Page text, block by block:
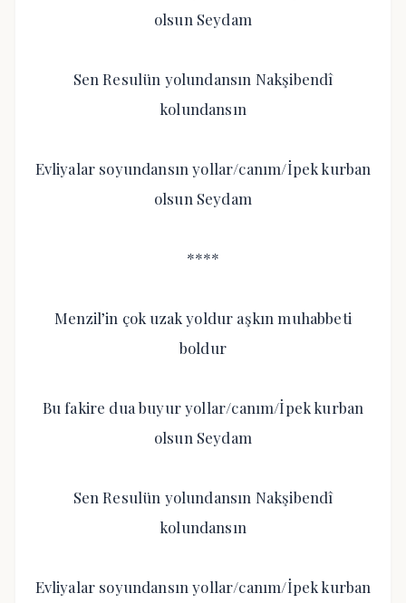
olsun Seydam
Sen Resulün yolundansın Nakşibendî
kolundansın
Evliyalar soyundansın yollar/canım/İpek kurban
olsun Seydam
****
Menzil’in çok uzak yoldur aşkın muhabbeti
boldur
Bu fakire dua buyur yollar/canım/İpek kurban
olsun Seydam
Sen Resulün yolundansın Nakşibendî
kolundansın
Evliyalar soyundansın yollar/canım/İpek kurban